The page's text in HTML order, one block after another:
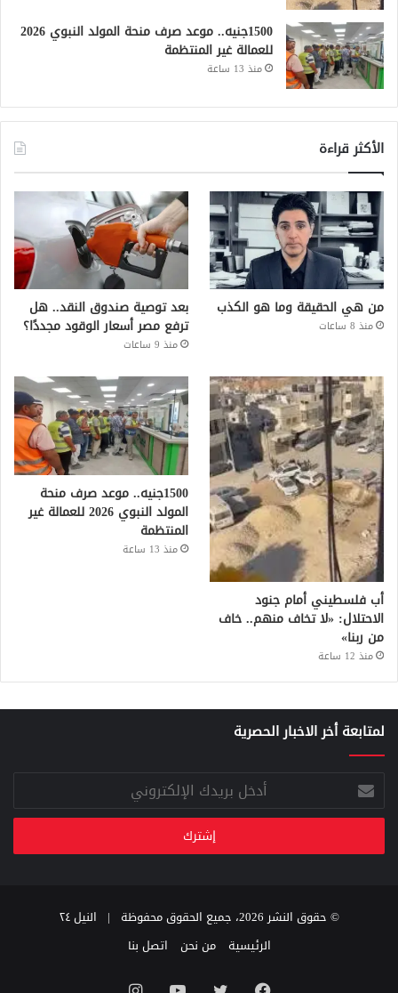
1500جنيه.. موعد صرف منحة المولد النبوي 2026
للعمالة غير المنتظمة
منذ 13 ساعة
الأكثر قراءة
من هي الحقيقة وما هو الكذب
منذ 8 ساعات
بعد توصية صندوق النقد.. هل
ترفع مصر أسعار الوقود مجددًا؟
منذ 9 ساعات
أب فلسطيني أمام جنود
الاحتلال: «لا تخاف منهم.. خاف
من ربنا»
منذ 12 ساعة
1500جنيه.. موعد صرف منحة
المولد النبوي 2026 للعمالة غير
المنتظمة
منذ 13 ساعة
لمتابعة أخر الاخبار الحصرية
أدخل
بريدك
الإلكتروني
© حقوق النشر 2026، جميع الحقوق محفوظة |
النيل ٢٤
الرئيسية
من نحن اتصل بنا